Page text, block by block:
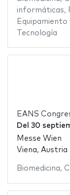
informáticas,
Tecnología
EANS
Del 30
Messe Wien
Viena, Austria
Biomedicina,